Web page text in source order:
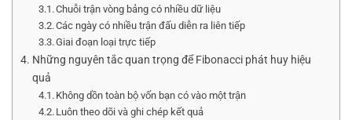
Chuỗi trận vòng bảng có nhiều dữ liệu
Các ngày có nhiều trận đấu diễn ra liên tiếp
Giai đoạn loại trực tiếp
Những nguyên tắc quan trọng để Fibonacci phát huy hiệu
quả
Không dồn toàn bộ vốn bạn có vào một trận
Luôn theo dõi và ghi chép kết quả